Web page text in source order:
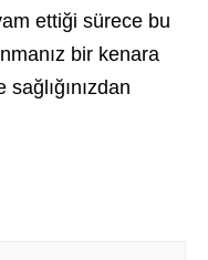
ettiği sürece bu
bir kenara